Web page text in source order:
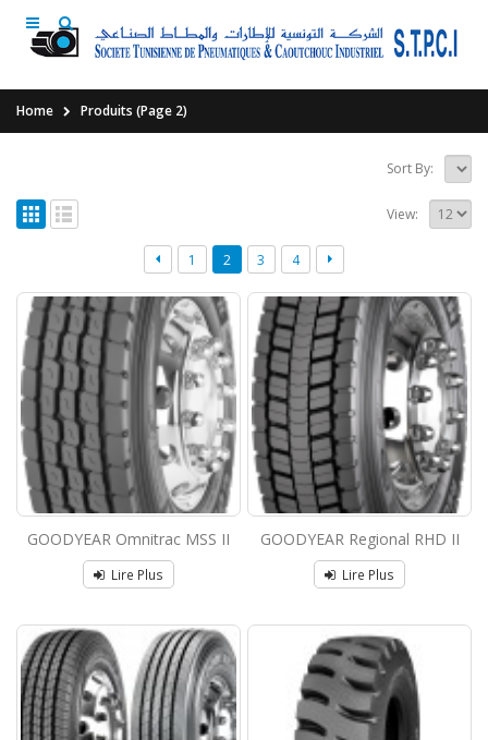
Home Produits (Page 2)
Sort By:
View:
1 2 3 4
GOODYEAR Omnitrac MSS II
Lire Plus
GOODYEAR Regional RHD II
Lire Plus